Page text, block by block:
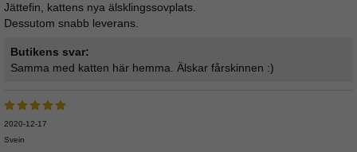
Jättefin, kattens nya älsklingssovplats.
Dessutom snabb leverans.
Butikens svar:
Samma med katten här hemma. Älskar fårskinnen :)
2020-12-17
Svein